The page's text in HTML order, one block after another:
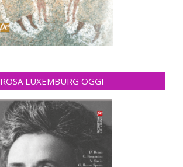
ROSA LUXEMBURG OGGI